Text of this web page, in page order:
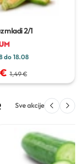
mladi2/1
do 18.08
1,49 €
Sve akcije